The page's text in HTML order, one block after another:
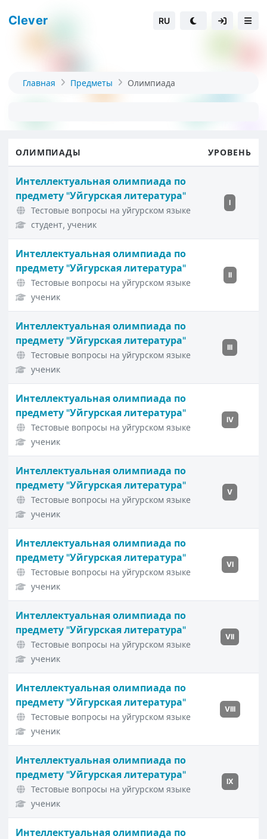
Clever RU
Главная Предметы Олимпиада
ОЛИМПИАДЫ УРОВЕНЬ
Интеллектуальная олимпиада по
предмету "Уйгурская литература"
Тестовые вопросы на уйгурском языке
студент, ученик
I
Интеллектуальная олимпиада по
предмету "Уйгурская литература"
Тестовые вопросы на уйгурском языке
ученик
II
Интеллектуальная олимпиада по
предмету "Уйгурская литература"
Тестовые вопросы на уйгурском языке
ученик
III
Интеллектуальная олимпиада по
предмету "Уйгурская литература"
Тестовые вопросы на уйгурском языке
ученик
IV
Интеллектуальная олимпиада по
предмету "Уйгурская литература"
Тестовые вопросы на уйгурском языке
ученик
V
Интеллектуальная олимпиада по
предмету "Уйгурская литература"
Тестовые вопросы на уйгурском языке
ученик
VI
Интеллектуальная олимпиада по
предмету "Уйгурская литература"
Тестовые вопросы на уйгурском языке
ученик
VII
Интеллектуальная олимпиада по
предмету "Уйгурская литература"
Тестовые вопросы на уйгурском языке
ученик
VIII
Интеллектуальная олимпиада по
предмету "Уйгурская литература"
Тестовые вопросы на уйгурском языке
ученик
IX
Интеллектуальная олимпиада по